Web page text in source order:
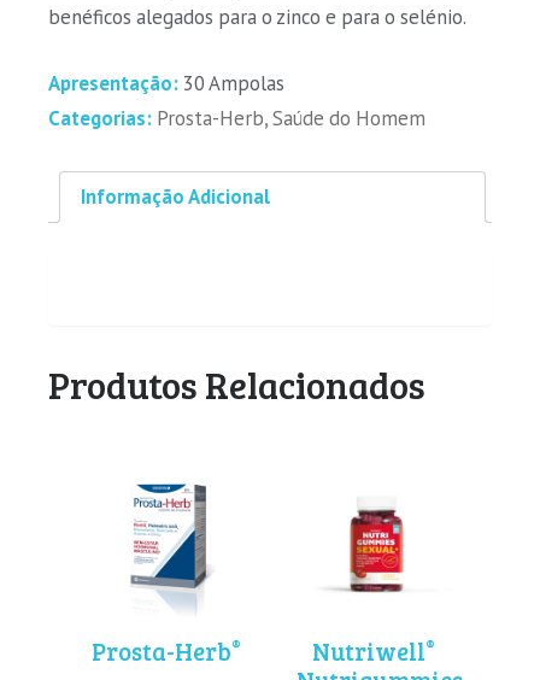
benéficos alegados para o zinco e para o selénio.
Apresentação: 30 Ampolas
Categorias: Prosta-Herb,Saúde do Homem
Informação Adicional
Produtos Relacionados
Prosta-Herb® Nutriwell®